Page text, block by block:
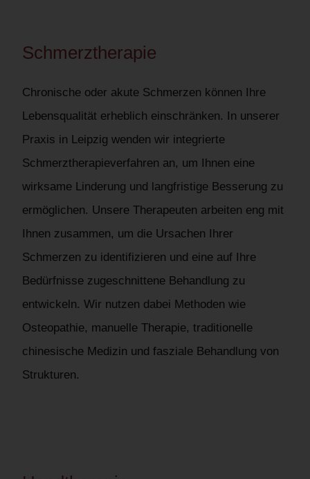
Schmerztherapie
Chronische oder akute Schmerzen können Ihre
Lebensqualität erheblich einschränken. In unserer
Praxis in Leipzig wenden wir integrierte
Schmerztherapieverfahren an, um Ihnen eine
wirksame Linderung und langfristige Besserung zu
ermöglichen. Unsere Therapeuten arbeiten eng mit
Ihnen zusammen, um die Ursachen Ihrer
Schmerzen zu identifizieren und eine auf Ihre
Bedürfnisse zugeschnittene Behandlung zu
entwickeln. Wir nutzen dabei Methoden wie
Osteopathie, manuelle Therapie, traditionelle
chinesische Medizin und fasziale Behandlung von
Strukturen.